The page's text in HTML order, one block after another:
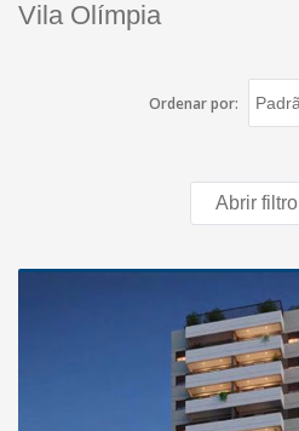
Vila Olímpia
Ordenar por:
Abrir filtro